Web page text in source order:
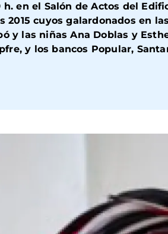
en el Salón de Actos del
2015 cuyos galardonados en
y las niñas Ana Doblas y
y los bancos Popular,